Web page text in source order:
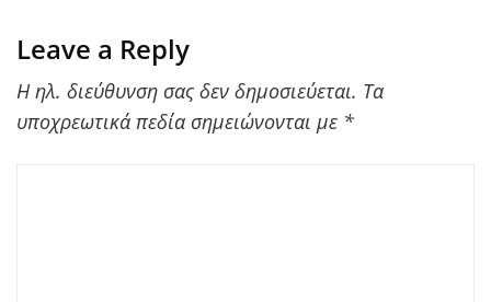
Leave a Reply
Η ηλ. διεύθυνση σας δεν δημοσιεύεται. Τα
υποχρεωτικά πεδία σημειώνονται με *